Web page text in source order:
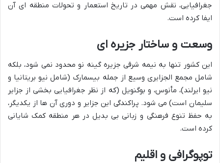
جغرافیایی، نقش مهمی در تاریخ استعمار و تحولات منطقه ای آن
ایفا کرده است.
وسعت و ساختار جزیره ای
این کشور تنها به نیمه شرقی جزیره گینه نو محدود نمی شود، بلکه
شامل مجمع الجزایری وسیع از جمله بیسمارک (شامل نیو بریتانیا و
نیو ایرلند)، مأنوس، و بوگنویل (که از نظر جغرافیایی بخشی از جزایر
سلیمان است) می شود. پراکندگی این جزایر و دوری آن ها از یکدیگر،
به حفظ تنوع فرهنگی و زبانی بی بدیل در هر منطقه کمک شایانی
کرده است.
توپوگرافی و اقلیم